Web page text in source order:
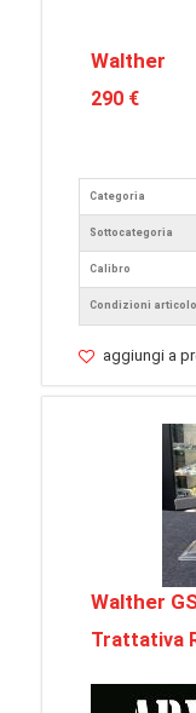
Walther
290 €
Categoria
Sottocategoria
Calibro
Condizioni articolo
aggiungi a
Walther
Trattativa